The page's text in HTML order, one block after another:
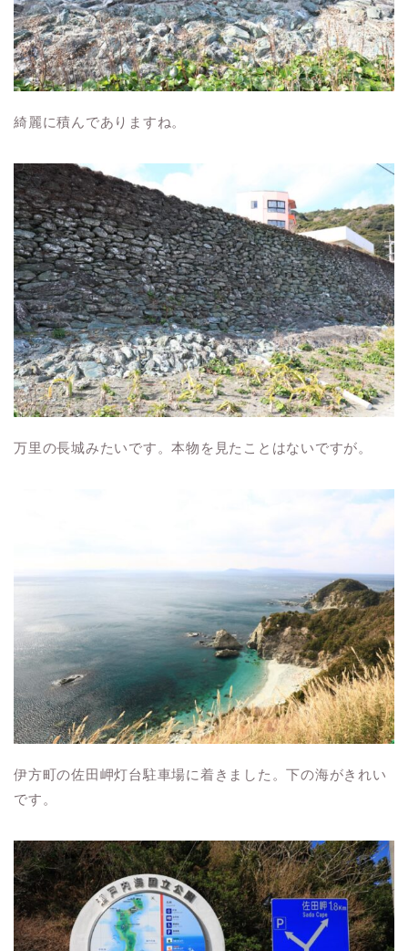
綺麗に積んでありますね。
万里の長城みたいです。本物を見たことはないですが。
伊方町の佐田岬灯台駐車場に着きました。下の海がきれい
です。